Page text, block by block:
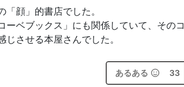
顔」的書店でした。
ベブックス」にも関係していて、そのコ
させる本屋さんでした。
あるある 33